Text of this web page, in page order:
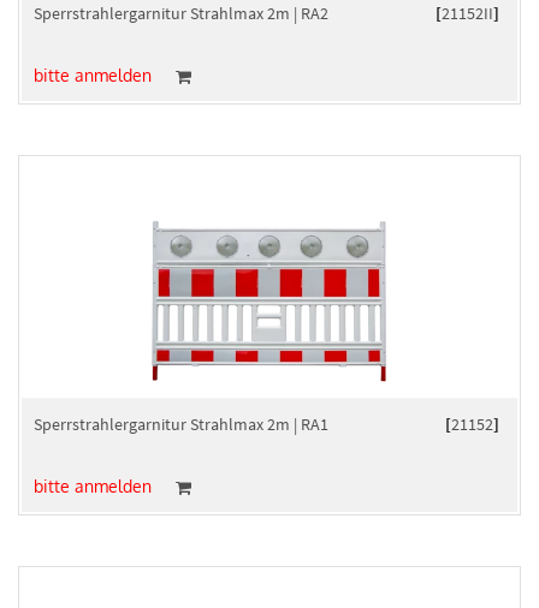
[21152II]
Sperrstrahlergarnitur Strahlmax 2m | RA2
bitte anmelden
[21152]
Sperrstrahlergarnitur Strahlmax 2m | RA1
bitte anmelden